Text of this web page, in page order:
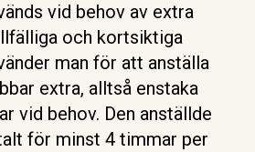
vid behov av extra
och kortsiktiga
man för att anställa
extra, alltså enstaka
vid behov. Den anställde
för minst 4 timmar per